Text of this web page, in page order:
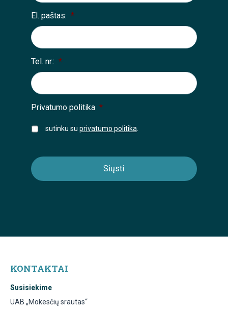
El. paštas: *
Tel. nr.: *
Privatumo politika *
sutinku su privatumo politika
KONTAKTAI
Susisiekime
UAB „Mokesčių srautas“